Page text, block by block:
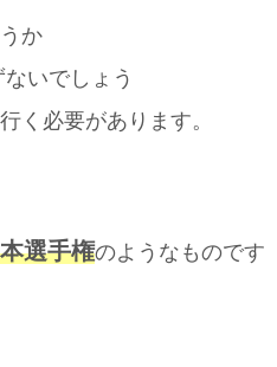
か
いでしょう
く必要があります。
選手権のようなものです